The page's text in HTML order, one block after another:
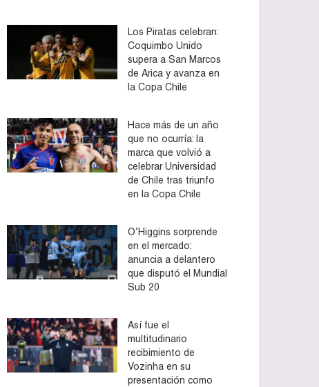
Los Piratas celebran:
Coquimbo Unido
supera a San Marcos
de Arica y avanza en
la Copa Chile
Hace más de un año
que no ocurría: la
marca que volvió a
celebrar Universidad
de Chile tras triunfo
en la Copa Chile
O’Higgins sorprende
en el mercado:
anuncia a delantero
que disputó el Mundial
Sub 20
Así fue el
multitudinario
recibimiento de
Vozinha en su
presentación como